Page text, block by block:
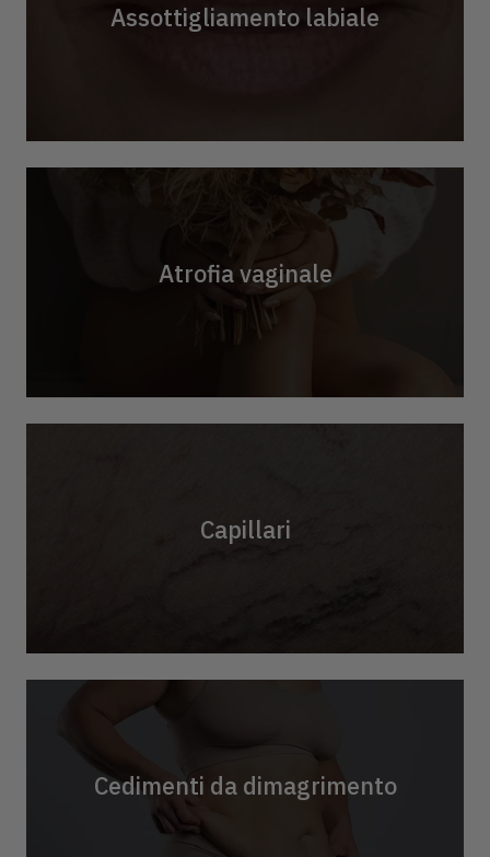
Assottigliamento labiale
Atrofia vaginale
Capillari
Cedimenti da dimagrimento